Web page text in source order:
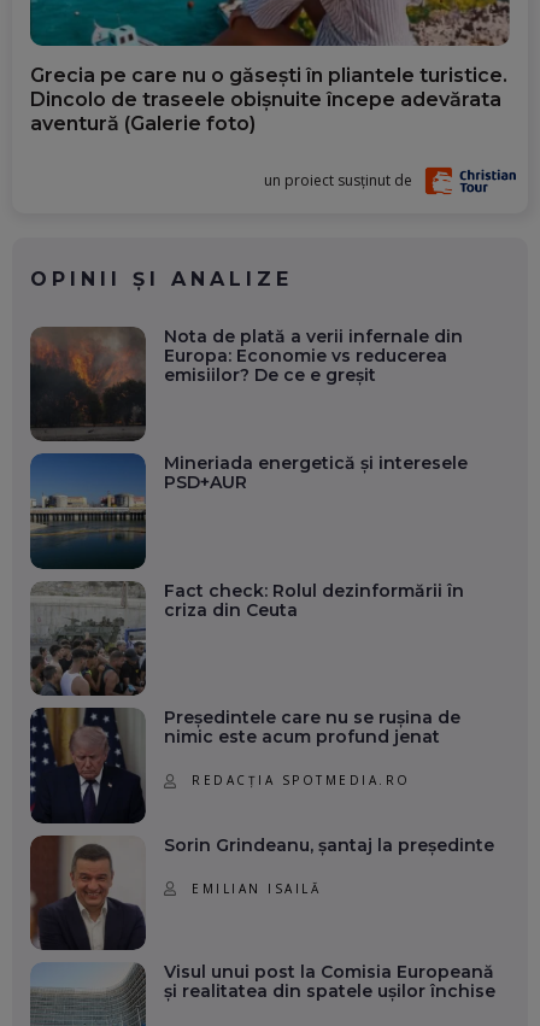
Grecia pe care nu o găsești în pliantele turistice.
Dincolo de traseele obișnuite începe adevărata
aventură (Galerie foto)
un proiect susținut de
OPINII ȘI ANALIZE
Nota de plată a verii infernale din
Europa: Economie vs reducerea
emisiilor? De ce e greșit
Mineriada energetică și interesele
PSD+AUR
Fact check: Rolul dezinformării în
criza din Ceuta
Președintele care nu se rușina de
nimic este acum profund jenat
REDACȚIA SPOTMEDIA.RO
Sorin Grindeanu, șantaj la președinte
EMILIAN ISAILĂ
Visul unui post la Comisia Europeană
și realitatea din spatele ușilor închise